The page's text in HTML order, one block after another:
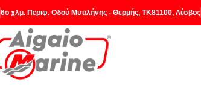
6o χλμ. Περιφ. Οδού Μυτιλήνης - Θερμής, ΤΚ81100, Λέσβος